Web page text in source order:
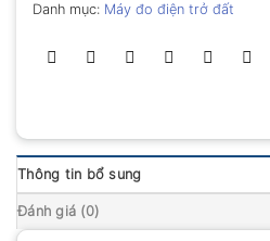
Danh mục: Máy đo điện trở đất
Thông tin bổ sung
Đánh giá (0)